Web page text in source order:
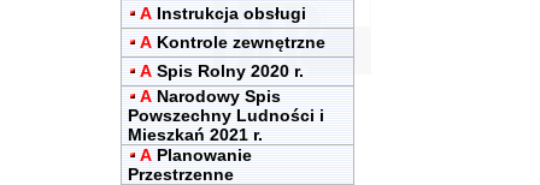
A Instrukcja obsługi
A Kontrole zewnętrzne
A Spis Rolny 2020 r.
A Narodowy Spis
Powszechny Ludności i
Mieszkań 2021 r.
A Planowanie
Przestrzenne